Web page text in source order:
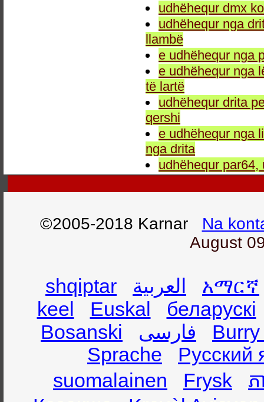
udhëhequr dmx
udhëhequr nga
llambë
e udhëhequr nga
e udhëhequr nga
të lartë
udhëhequr drita
qershi
e udhëhequr nga
nga drita
udhëhequr
©2005-2018 Karnar Na
August
shqiptar العربية
አማርኛ
keel
Euskal
беларускі
Bosanski
فارسی
Sprache
Русский
suomalainen
Frysk
ភ